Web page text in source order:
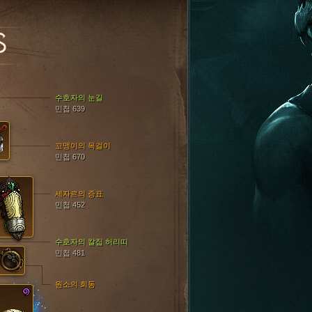
수호자의 눈길
민첩 639
세자르의 증표
민첩 452
수호자의 칼집 허리띠
민첩 481
원소의 회동
꼬맹이의 목걸이
민첩 670